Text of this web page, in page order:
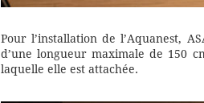
Pour l’installation de l’Aquanest,
d’une longueur maximale de 150
laquelle elle est attachée.